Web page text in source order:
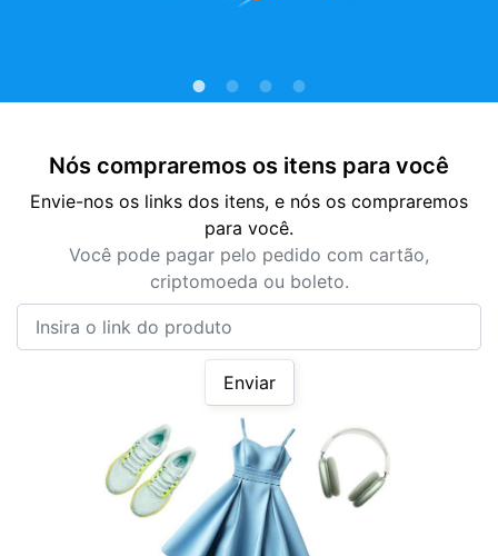
Nós compraremos os itens para você
Envie-nos os links dos itens, e nós os compraremos
para você.
Você pode pagar pelo pedido com cartão,
criptomoeda ou boleto.
Enviar